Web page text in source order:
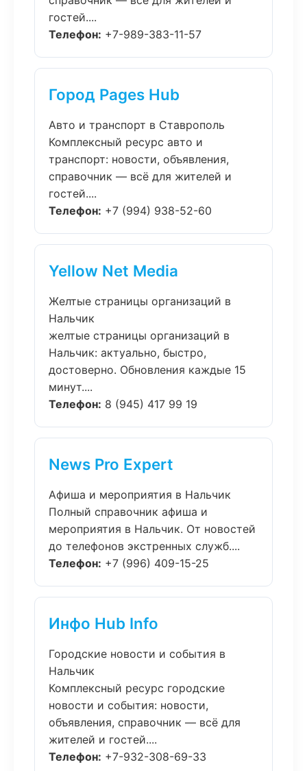
гостей....
Телефон: +7-989-383-11-57
Город Pages Hub
Авто и транспорт в Ставрополь
Комплексный ресурс авто и
транспорт: новости, объявления,
справочник — всё для жителей и
гостей....
Телефон: +7 (994) 938-52-60
Yellow Net Media
Желтые страницы организаций в
Нальчик
желтые страницы организаций в
Нальчик: актуально, быстро,
достоверно. Обновления каждые 15
минут....
Телефон: 8 (945) 417 99 19
News Pro Expert
Афиша и мероприятия в Нальчик
Полный справочник афиша и
мероприятия в Нальчик. От новостей
до телефонов экстренных служб....
Телефон: +7 (996) 409-15-25
Инфо Hub Info
Городские новости и события в
Нальчик
Комплексный ресурс городские
новости и события: новости,
объявления, справочник — всё для
жителей и гостей....
Телефон: +7-932-308-69-33